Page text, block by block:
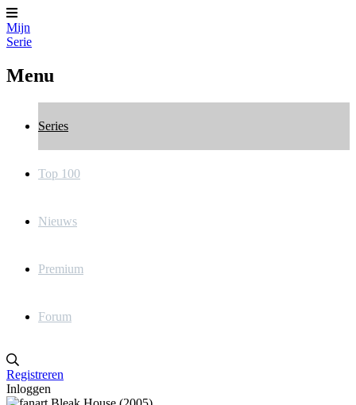
Mijn
Serie
Menu
Series
Top 100
Nieuws
Premium
Forum
Registreren
Inloggen